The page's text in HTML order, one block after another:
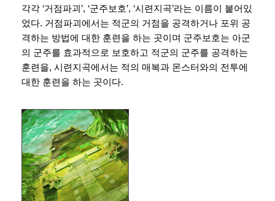
각각 ‘거점파괴’, ‘군주보호’, ‘시련지곡’라는 이름이 붙어있
었다. 거점파괴에서는 적군의 거점을 공격하거나 포위 공
격하는 방법에 대한 훈련을 하는 곳이며 군주보호는 아군
의 군주를 효과적으로 보호하고 적군의 군주를 공격하는
훈련을, 시련지곡에서는 적의 매복과 몬스터와의 전투에
대한 훈련을 하는 곳이다.